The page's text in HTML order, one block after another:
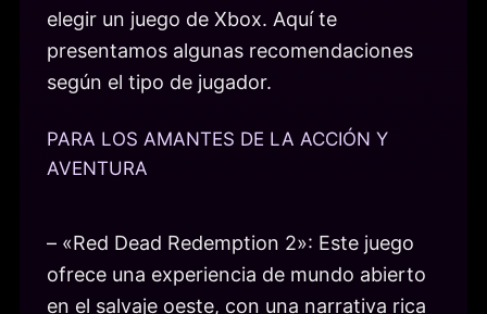
elegir un juego de Xbox. Aquí te
presentamos algunas recomendaciones
según el tipo de jugador.
PARA LOS AMANTES DE LA ACCIÓN Y
AVENTURA
– «Red Dead Redemption 2»: Este juego
ofrece una experiencia de mundo abierto
en el salvaje oeste, con una narrativa rica